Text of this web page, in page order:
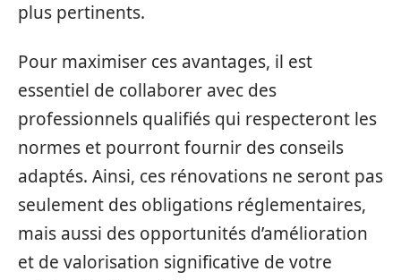
plus pertinents.
Pour maximiser ces avantages, il est
essentiel de collaborer avec des
professionnels qualifiés qui respecteront les
normes et pourront fournir des conseils
adaptés. Ainsi, ces rénovations ne seront pas
seulement des obligations réglementaires,
mais aussi des opportunités d’amélioration
et de valorisation significative de votre